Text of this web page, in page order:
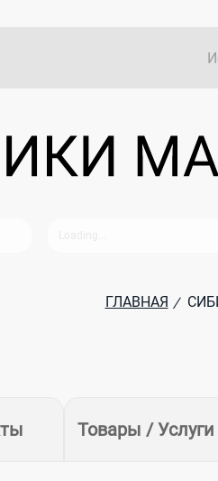
ГЛАВНАЯ /
Товары / Услуги